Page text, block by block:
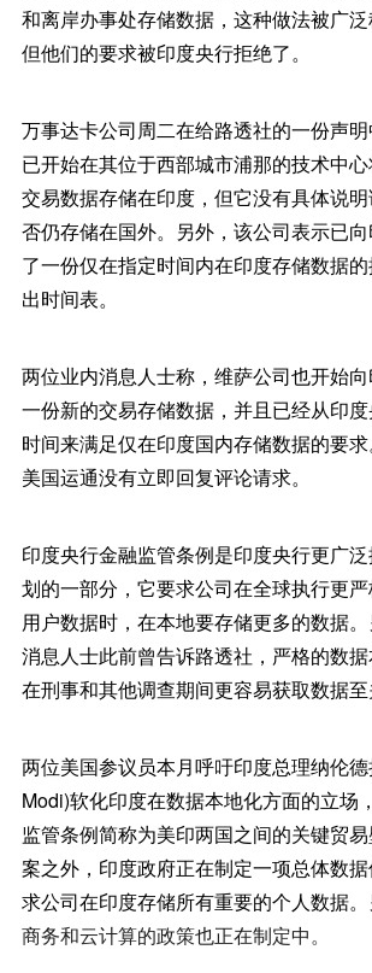
和离岸办事处存储数据，这种做法被广泛
但他们的要求被印度央行拒绝了。
万事达卡公司周二在给路透社的一份声
已开始在其位于西部城市浦那的技术中
交易数据存储在印度，但它没有具体说
否仍存储在国外。另外，该公司表示已
了一份仅在指定时间内在印度存储数据
出时间表。
两位业内消息人士称，维萨公司也开始
一份新的交易存储数据，并且已经从印
时间来满足仅在印度国内存储数据的要
美国运通没有立即回复评论请求。
印度央行金融监管条例是印度央行更广
划的一部分，它要求公司在全球执行更
用户数据时，在本地要存储更多的数据
消息人士此前曾告诉路透社，严格的数
在刑事和其他调查期间更容易获取数据至
两位美国参议员本月呼吁印度总理纳伦
Modi)软化印度在数据本地化方面的立场
监管条例简称为美印两国之间的关键贸
案之外，印度政府正在制定一项总体数
求公司在印度存储所有重要的个人数据
商务和云计算的政策也正在制定中。